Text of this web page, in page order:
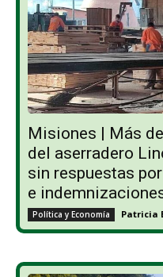
Misiones | Más
del aserradero
sin respuestas
e
Política y Economía Patricia